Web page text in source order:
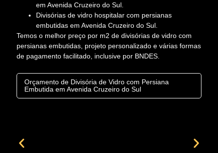
em Avenida Cruzeiro do Sul.
Divisórias de vidro hospitalar com persianas
embutidas em Avenida Cruzeiro do Sul.
Temos o melhor preço por m2 de divisórias de vidro com
persianas embutidas, projeto personalizado e várias formas
de pagamento facilitado, inclusive por BNDES.
Orçamento de Divisória de Vidro com Persiana
Embutida em Avenida Cruzeiro do Sul